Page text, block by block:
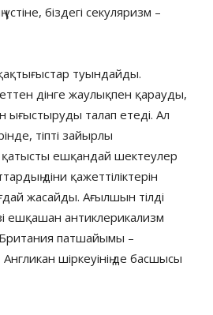
біздегі секуляризм –
туындайды.
дінге жаулықпен қарауды,
ығыстыруды талап етеді. Ал
тіпті зайырлы
ешқандай шектеулер
діни қажеттіліктерін
жасайды. Ағылшын тілді
ешқашан антиклерикализм
патшайымы –
шіркеуінің де басшысы